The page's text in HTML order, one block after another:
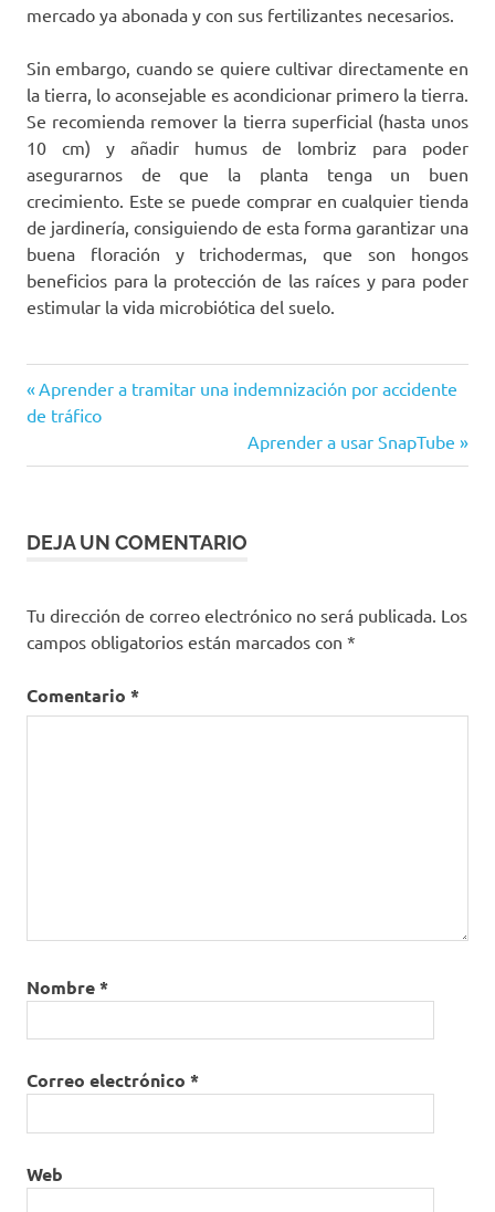
mercado ya abonada y con sus fertilizantes necesarios.
Sin embargo, cuando se quiere cultivar directamente en
la tierra, lo aconsejable es acondicionar primero la tierra.
Se recomienda remover la tierra superficial (hasta unos
10 cm) y añadir humus de lombriz para poder
asegurarnos de que la planta tenga un buen
crecimiento. Este se puede comprar en cualquier tienda
de jardinería, consiguiendo de esta forma garantizar una
buena floración y trichodermas, que son hongos
beneficios para la protección de las raíces y para poder
estimular la vida microbiótica del suelo.
Navegación
Entrada
anterior:
Aprender a tramitar una indemnización por accidente
de tráfico
Siguiente
entrada:
Aprender a usar SnapTube
DEJA UN COMENTARIO
Tu dirección de correo electrónico no será publicada. Los
campos obligatorios están marcados con *
Comentario *
Nombre*
Correo electrónico *
Web